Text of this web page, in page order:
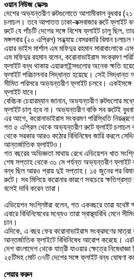
ওয়ান নিউজ ডেক্সঃ
দেশের অভ্যন্তরীণ রুটগুলোতে আগামীকাল বুধবার
চলাচল। তবে আপাতত ঢাকা-কক্সবাজার রুটে ফ্লাইট
রুটে যে পাঁচটি দেশের সঙ্গে বিশেষ ফ্লাইট চালু ছিল,
মঙ্গলবার (২০ এপ্রিল) সন্ধ্যায় বেসরকারি বিমান চলাচল
এয়ার ভাইস মার্শাল এম মফিদুর রহমান সারাবাংলাকে
এম মফিদুর রহমান বলেন, করোনাভাইরাস সংক্রমণ
ফ্লাইট বন্ধ থাকায় এয়ারলাইন্সগুলোর অনেক ক্ষতি
ফ্লাইট পরিচালনার সিদ্ধান্ত হয়েছে। সেই সিদ্ধান্ত
সীমিত পরিসরে অভ্যন্তরীণ ফ্লাইট চলবে। একইসঙ্গে
ফ্লাইট যাবে।
বেবিচক চেয়ারম্যান জানান, অভ্যন্তরীণ রুটগুলোর
ফ্লাইট চালু হবে না। অভ্যন্তরীণ বাকি সব রুটেই
এর আগে, করোনাভাইরাস সংক্রমণ পরিস্থিতি
গত ৫ এপ্রিল থেকে অভ্যন্তরীণ রুটে ফ্লাইট চলাচল
থেকে সরকার আরও কঠোর বিধিনিষেধ জারি করলে
আন্তর্জাতিক ফ্লাইটও।
গত বছরের অভিজ্ঞতা মাথায় রেখে এভিয়েশন খাত
শেষ সপ্তাহ থেকে ৩১ মে পর্যন্ত অভ্যন্তরীণ
বন্ধ ছিল আরও প্রায় দুই সপ্তাহ। ১৫ জুনের পর
রুটে। সব মিলিয়ে করোনার কারণে সবচেয়ে
বলেই দাবি করেন তারা।
এভিয়েশন সংশ্লিষ্টরা বলেন, গত একবছরে তারা
এবারে বিধিনিষেধের মধ্যেও তারা স্বাস্থ্যবিধি মেনে
চান।
এদিকে, এ বছর ফের করোনাভাইরাস সংক্রমণের
আন্তর্জাতিক ফ্লাইটে বিধিনিষেধ আরোপ করেছে।
দেশ বাংলাদেশ থেকে যাত্রী যাওয়ার ক্ষেত্রে
২৫টিসহ মোট ৩৭টি দেশের সঙ্গে ফ্লাইট বন্ধ ঘোষণা
শেয়ার করুন